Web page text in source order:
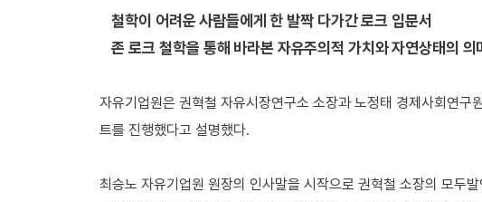
철학이 어려운 사람들에게 한 발짝 다가간 로크 입문서
존 로크 철학을 통해 바라본 자유주의적 가치와 자연상태의 의
자유기업원은 권혁철 자유시장연구소 소장과 노정태 경제사회연구
트를 진행했다고 설명했다.
최승노 자유기업원 원장의 인사말을 시작으로 권혁철 소장의 모두